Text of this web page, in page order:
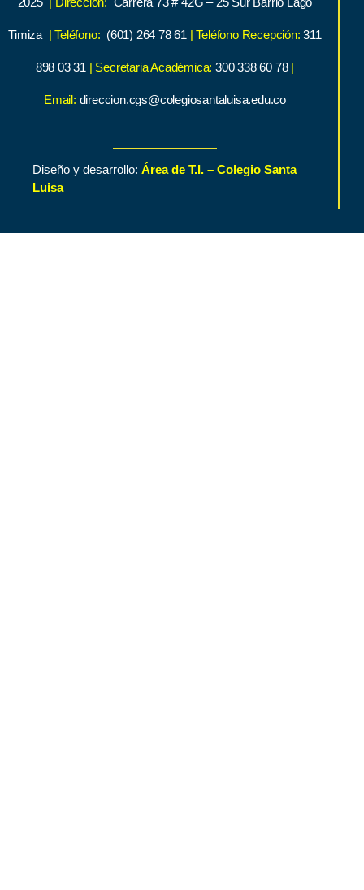
Timiza | Teléfono: (601) 264 78 61 | Teléfono Recepción: 311
898 03 31 | Secretaria Académica:300 338 60 78 |
Email: direccion.cgs@colegiosantaluisa.edu.co
Diseño y desarrollo: Área de T.I. – Colegio Santa
Luisa